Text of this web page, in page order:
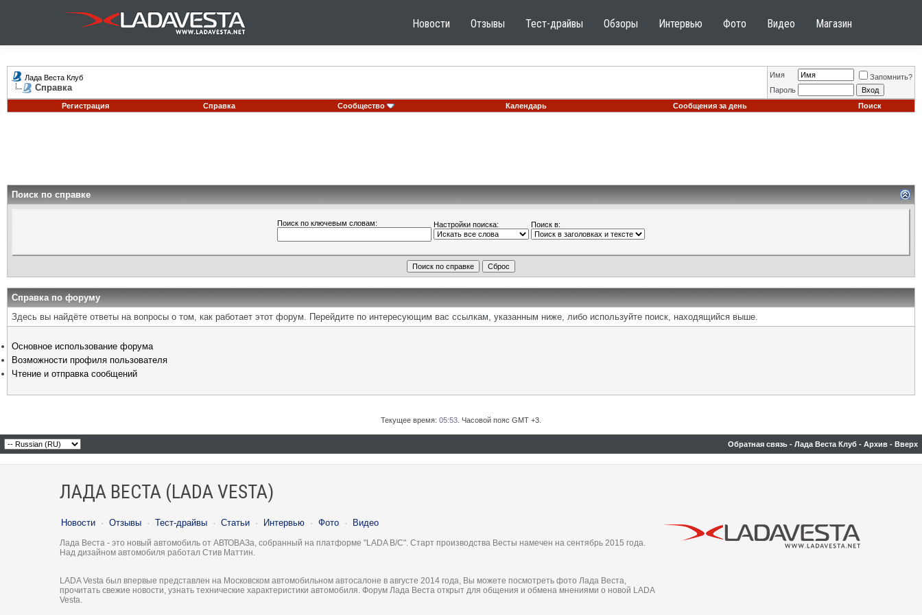
Новости Отзывы Тест-драйвы Обзоры Интервью Фото Видео Магазин
Лада Веста Клуб
Справка
Имя
Запомнить?
Пароль
Регистрация
Справка Сообщество Календарь Сообщения за день Поиск
Поиск по справке
Поиск по ключевым словам: Настройки поиска: Поиск в:
Справка по форуму
Здесь вы найдёте ответы на вопросы о том, как работает этот форум. Перейдите по интересующим вас ссылкам, указанным ниже, либо используйте поиск, находящийся выше.
Основное использование форума
Возможности профиля пользователя
Чтение и отправка сообщений
Текущее время: 05:53 . Часовой пояс GMT +3.
Обратная связь - Лада Веста Клуб - Архив - Вверх
ЛАДА ВЕСТА (LADA VESTA)
Новости · Отзывы · Тест-драйвы · Статьи · Интервью · Фото · Видео
Лада Веста - это новый автомобиль от АВТОВАЗа, собранный на платформе "LADA B/C". Старт производства Весты намечен на сентябрь 2015 года.
Над дизайном автомобиля работал Стив Маттин.
LADA Vesta был впервые представлен на Московском автомобильном автосалоне в августе 2014 года, Вы можете посмотреть фото Лада Веста,
прочитать свежие новости, узнать технические характеристики автомобиля. Форум Лада Веста открыт для общения и обмена мнениями о новой LADA
Vesta.